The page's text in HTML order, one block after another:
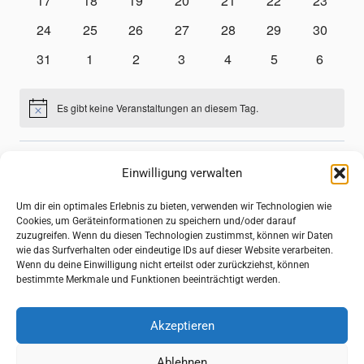
Einwilligung verwalten
Um dir ein optimales Erlebnis zu bieten, verwenden wir Technologien wie
Cookies, um Geräteinformationen zu speichern und/oder darauf
zuzugreifen. Wenn du diesen Technologien zustimmst, können wir Daten
wie das Surfverhalten oder eindeutige IDs auf dieser Website verarbeiten.
Wenn du deine Einwilligung nicht erteilst oder zurückziehst, können
bestimmte Merkmale und Funktionen beeinträchtigt werden.
Akzeptieren
0
24
0
25
0
26
0
27
0
28
0
29
0
30
0
31
0
1
0
2
0
3
0
4
0
5
0
6
HinweisEs gibt keine Veranstaltungen an diesem Tag.
Sep.
Kalender abonnieren
© 2026 Photographische Gesellschaft Lübeck e.V. von